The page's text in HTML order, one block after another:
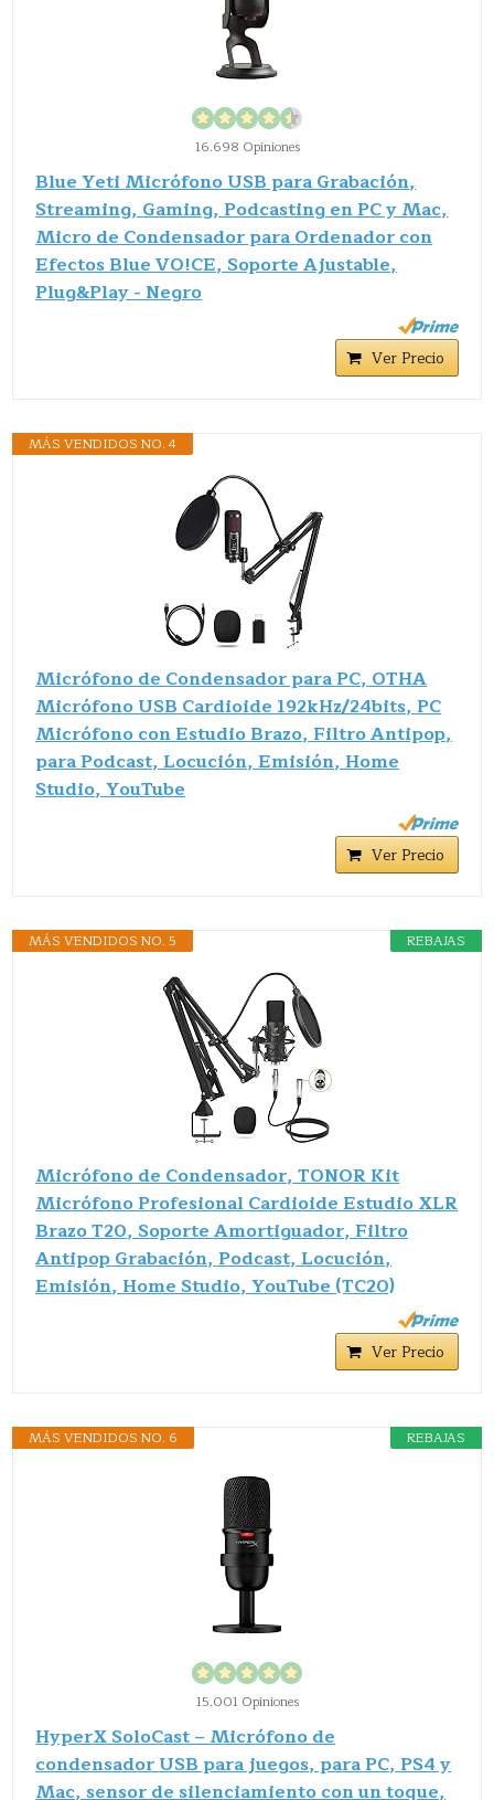
16.698 Opiniones
Blue Yeti Micrófono USB para Grabación,
Streaming, Gaming, Podcasting en PC y Mac,
Micro de Condensador para Ordenador con
Efectos Blue VO!CE, Soporte Ajustable,
Plug&Play - Negro
Ver Precio
MÁS VENDIDOS NO. 4
Micrófono de Condensador para PC, OTHA
Micrófono USB Cardioide 192kHz/24bits, PC
Micrófono con Estudio Brazo, Filtro Antipop,
para Podcast, Locución, Emisión, Home
Studio, YouTube
Ver Precio
REBAJAS
MÁS VENDIDOS NO. 5
Micrófono de Condensador, TONOR Kit
Micrófono Profesional Cardioide Estudio XLR
Brazo T20, Soporte Amortiguador, Filtro
Antipop Grabación, Podcast, Locución,
Emisión, Home Studio, YouTube (TC20)
Ver Precio
REBAJAS
MÁS VENDIDOS NO. 6
15.001 Opiniones
HyperX SoloCast – Micrófono de
condensador USB para juegos, para PC, PS4 y
Mac, sensor de silenciamiento con un toque,